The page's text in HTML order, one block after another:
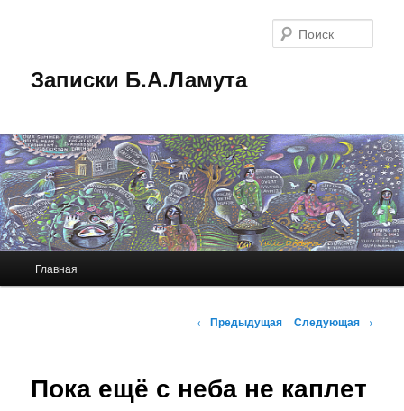
Записки Б.А.Ламута
Главная
Навигация
← Предыдущая Следующая →
Пока ещё с неба не каплет